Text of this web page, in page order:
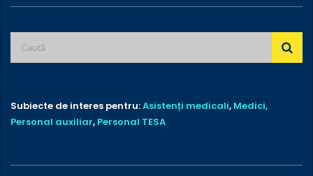
Subiecte de interes pentru:Asistenți medicali, Medici,
Personal auxiliar, Personal TESA